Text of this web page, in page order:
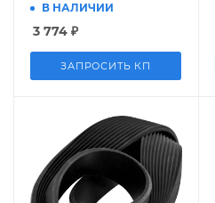
В НАЛИЧИИ
3 774 ₽
ЗАПРОСИТЬ КП